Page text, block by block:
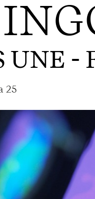
UNE -
25